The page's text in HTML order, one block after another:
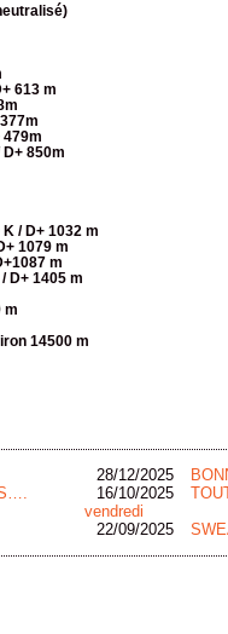
613 m
479m
D+ 850m
/ D+ 1032 m
1079 m
m
D+ 1405 m
m
14500 m
28/12/2025
16/10/2025
vendredi
22/09/2025